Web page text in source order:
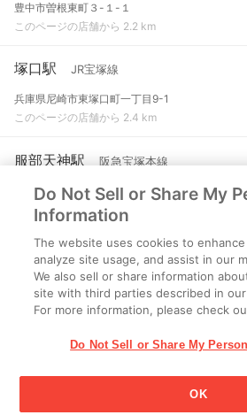
豊中市曽根東町３-１-１
このページの店舗から 2.2 km
塚口駅 JR宝塚線
兵庫県尼崎市東塚口町一丁目9-1
このページの店舗から 2.4 km
服部天神駅 阪急宝塚本線
豊中市服部元町１-１-１
このページの店舗から 2.4 km
庄内駅 阪急宝塚本線
豊中市庄内東町１-１０-１
このページの店舗から 2.5 km
江崎グリコ株式会社 Copyright © 2025 Ezaki
Do Not Sell or Share My
Information
The website uses cookies to
analyze site usage, and assist in our
We also sell or share information
site with third parties described in
For more information, please check
Do Not Sell or Share My
OK